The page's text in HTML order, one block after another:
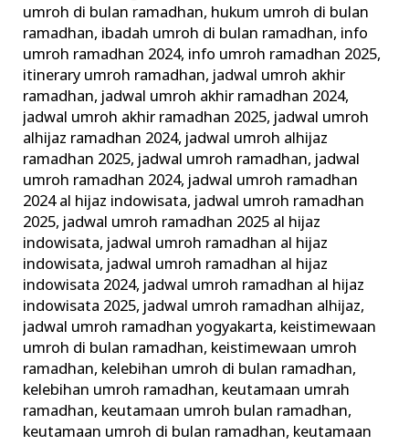
umroh di bulan ramadhan, hukum umroh di bulan
ramadhan, ibadah umroh di bulan ramadhan, info
umroh ramadhan 2024, info umroh ramadhan 2025,
itinerary umroh ramadhan, jadwal umroh akhir
ramadhan, jadwal umroh akhir ramadhan 2024,
jadwal umroh akhir ramadhan 2025, jadwal umroh
alhijaz ramadhan 2024, jadwal umroh alhijaz
ramadhan 2025, jadwal umroh ramadhan, jadwal
umroh ramadhan 2024, jadwal umroh ramadhan
2024 al hijaz indowisata, jadwal umroh ramadhan
2025, jadwal umroh ramadhan 2025 al hijaz
indowisata, jadwal umroh ramadhan al hijaz
indowisata, jadwal umroh ramadhan al hijaz
indowisata 2024, jadwal umroh ramadhan al hijaz
indowisata 2025, jadwal umroh ramadhan alhijaz,
jadwal umroh ramadhan yogyakarta, keistimewaan
umroh di bulan ramadhan, keistimewaan umroh
ramadhan, kelebihan umroh di bulan ramadhan,
kelebihan umroh ramadhan, keutamaan umrah
ramadhan, keutamaan umroh bulan ramadhan,
keutamaan umroh di bulan ramadhan, keutamaan